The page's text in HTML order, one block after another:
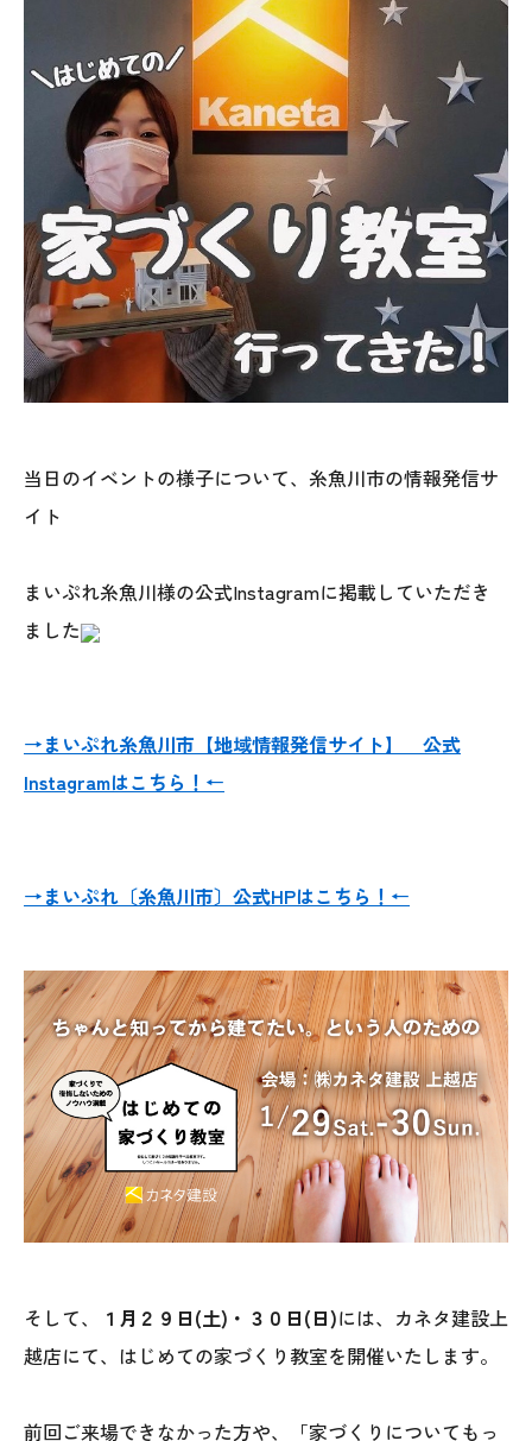
本社
〒941-0062 新潟県糸魚川市中央2-4-2
025-552-0456 (本社)
0120-470-456 (フリーダイヤル)
上越店
〒942-0072 新潟県上越市栄町2-11-40 1F
025-530-6711 (上越店)
当日のイベントの様子について、糸魚川市の情報発信サ
イト
まいぷれ糸魚川様の公式Instagramに掲載していただき
ました
→まいぷれ糸魚川市【地域情報発信サイト】 公式
Instagramはこちら！←
→まいぷれ〔糸魚川市〕公式HPはこちら！←
そして、 １月２９日(土)・３０日(日)には、カネタ建設上
越店にて、はじめての家づくり教室を開催いたします。
前回ご来場できなかった方や、「家づくりについてもっ